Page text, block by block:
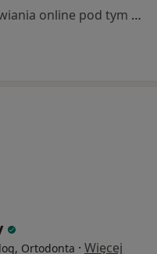
Specjalista nie oferuje umawiania online pod tym adresem.
Ortodonta · Więcej